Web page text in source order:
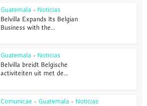
Guatemala • Noticias
Belvilla Expands Its Belgian
Business with the...
Guatemala • Noticias
Belvilla breidt Belgische
activiteiten uit met de...
Comunicae • Guatemala • Noticias